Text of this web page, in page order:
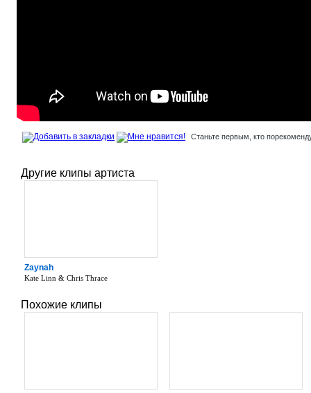
Станьте первым, кто
Другие клипы артиста
Zaynah
Kate Linn & Chris Thrace
Похожие клипы